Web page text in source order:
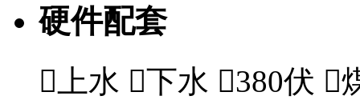
硬件配套
 上水 下水 380伏 